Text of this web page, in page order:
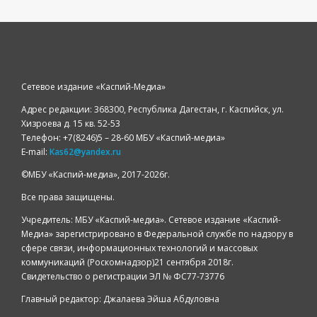
Сетевое издание «Каспий-Медиа»
Адрес редакции: 368300, Республика Дагестан, г. Каспийск, ул.
Хизроева д. 15 кв. 52-53
Телефон: +7(8246)5 – 28-60 МБУ «Каспий-медиа»
E-mail: Kas62@yandex.ru
©️МБУ «Каспий-медиа», 2017-2026г.
Все права защищены.
Учредитель: МБУ «Каспий-медиа». Сетевое издание «Каспий-
Медиа» зарегистрировано в Федеральной службе по надзору в
сфере связи, информационных технологий и массовых
коммуникаций (Роскомнадзор)21 сентября 2018г.
Свидетельство о регистрации ЭЛ № ФС77-73776
Главный редактор: Джалаева Эйша Абдуловна